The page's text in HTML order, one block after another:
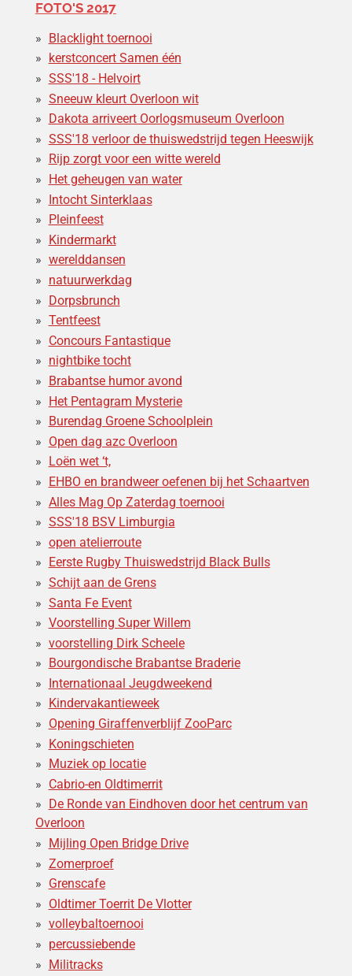
FOTO'S 2017
Blacklight toernooi
kerstconcert Samen één
SSS'18 - Helvoirt
Sneeuw kleurt Overloon wit
Dakota arriveert Oorlogsmuseum Overloon
SSS'18 verloor de thuiswedstrijd tegen Heeswijk
Rijp zorgt voor een witte wereld
Het geheugen van water
Intocht Sinterklaas
Pleinfeest
Kindermarkt
werelddansen
natuurwerkdag
Dorpsbrunch
Tentfeest
Concours Fantastique
nightbike tocht
Brabantse humor avond
Het Pentagram Mysterie
Burendag Groene Schoolplein
Open dag azc Overloon
Loën wet ‘t,
EHBO en brandweer oefenen bij het Schaartven
Alles Mag Op Zaterdag toernooi
SSS'18 BSV Limburgia
open atelierroute
Eerste Rugby Thuiswedstrijd Black Bulls
Schijt aan de Grens
Santa Fe Event
Voorstelling Super Willem
voorstelling Dirk Scheele
Bourgondische Brabantse Braderie
Internationaal Jeugdweekend
Kindervakantieweek
Opening Giraffenverblijf ZooParc
Koningschieten
Muziek op locatie
Cabrio-en Oldtimerrit
De Ronde van Eindhoven door het centrum van
Overloon
Mijling Open Bridge Drive
Zomerproef
Grenscafe
Oldtimer Toerrit De Vlotter
volleybaltoernooi
percussiebende
Militracks